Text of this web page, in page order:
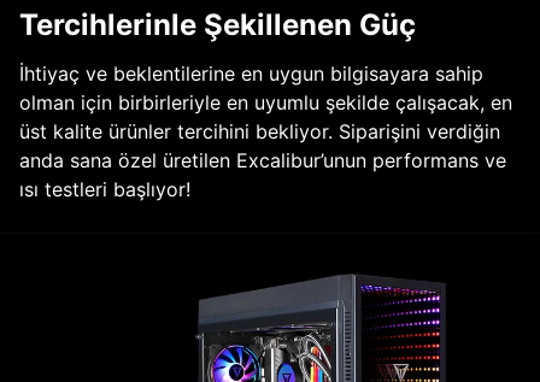
Tercihlerinle Şekillenen Güç
İhtiyaç ve beklentilerine en uygun bilgisayara sahip
olman için birbirleriyle en uyumlu şekilde çalışacak, en
üst kalite ürünler tercihini bekliyor. Siparişini verdiğin
anda sana özel üretilen Excalibur’unun performans ve
ısı testleri başlıyor!